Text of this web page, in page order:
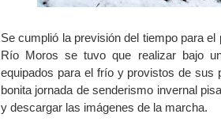
Se cumplió la previsión del tiempo para
Río Moros se tuvo que realizar bajo
equipados para el frío y provistos de sus
bonita jornada de senderismo invernal
y descargar las imágenes de la marcha.